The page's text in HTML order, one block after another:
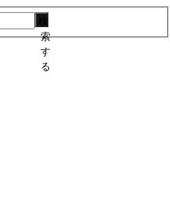
索
す
る